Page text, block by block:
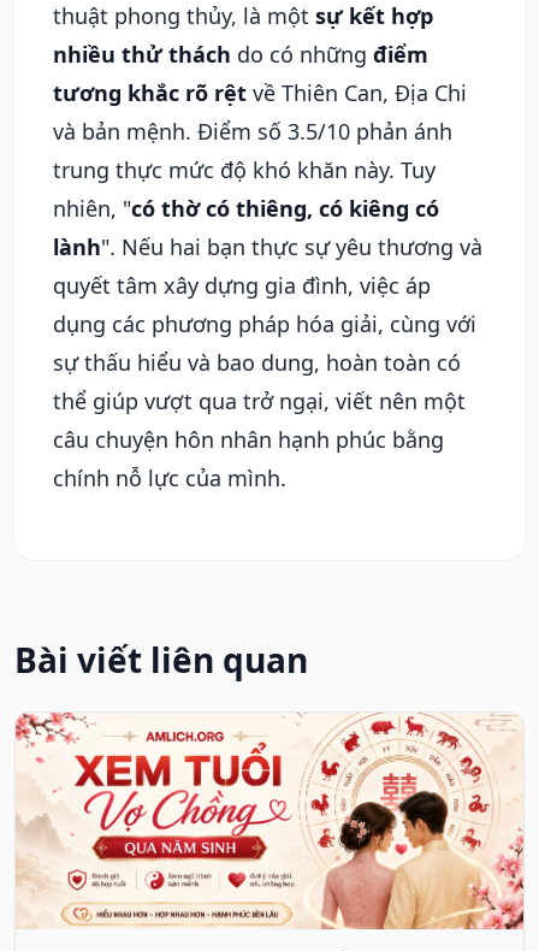
thuật phong thủy, là một sự kết hợp
nhiều thử thách do có những điểm
tương khắc rõ rệt về Thiên Can, Địa Chi
và bản mệnh. Điểm số 3.5/10 phản ánh
trung thực mức độ khó khăn này. Tuy
nhiên, "có thờ có thiêng, có kiêng có
lành". Nếu hai bạn thực sự yêu thương và
quyết tâm xây dựng gia đình, việc áp
dụng các phương pháp hóa giải, cùng với
sự thấu hiểu và bao dung, hoàn toàn có
thể giúp vượt qua trở ngại, viết nên một
câu chuyện hôn nhân hạnh phúc bằng
chính nỗ lực của mình.
Bài viết liên quan